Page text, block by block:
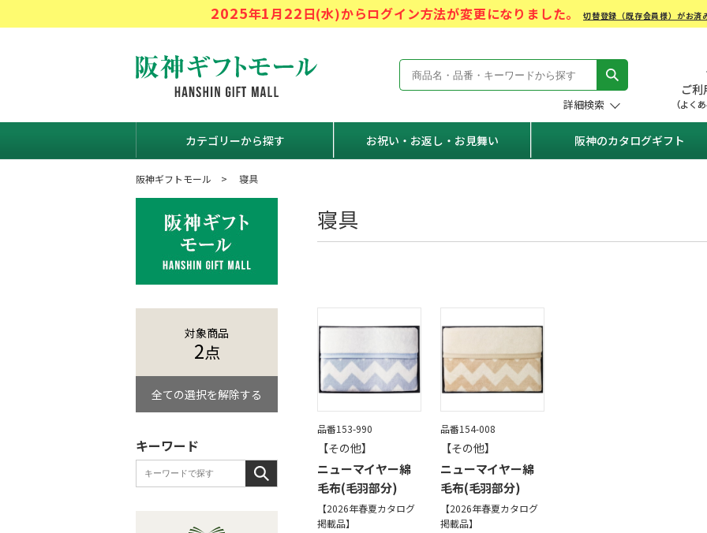
2025年1月22日(水)からログイン方法が変更になりました。切替登録（既存会員様）がお済
阪神ギフトモール Hanshin Gift Mall
詳細検索
カテゴリーから探す お祝い・お返し・お見舞い 阪神のカタログギフト
阪神ギフトモール 寝具
寝具
品番153-990
【その他】
ニューマイヤー綿
毛布(毛羽部分)
【2026年春夏カタログ
掲載品】
品番154-008
【その他】
ニューマイヤー綿
毛布(毛羽部分)
【2026年春夏カタログ
掲載品】
対象商品
2点
全ての選択を解除する
キーワード